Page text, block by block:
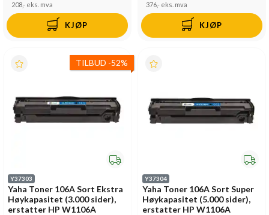
208,- eks. mva
KJØP
376,- eks. mva
KJØP
TILBUD -52%
Y37303
Yaha Toner 106A Sort Ekstra
Høykapasitet (3.000 sider),
erstatter HP W1106A
Y37304
Yaha Toner 106A Sort Super
Høykapasitet (5.000 sider),
erstatter HP W1106A